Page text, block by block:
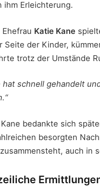
ihm Erleichterung.
Ehefrau Katie Kane
Seite der Kinder,
trotz der Umstände
hat schnell gehandelt
Kane bedankte sich
besorgten
auch in